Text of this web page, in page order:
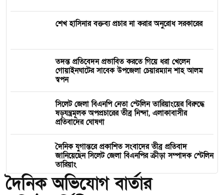
শেখ হাসিনার বক্তব্য প্রচার না করার অনুরোধ সরকারের
তদন্ত প্রতিবেদন প্রভাবিত করতে গিয়ে ধরা খেলেন
গোয়াইনঘাটের সাবেক উপজেলা চেয়ারম্যান শাহ আলম
স্বপন
সিলেট জেলা বিএনপি নেতা স্টেলিন তারিয়াংয়ের বিরুদ্ধে
ষড়যন্ত্রমূলক অপপ্রচারের তীব্র নিন্দা, এলাকাবাসীর
প্রতিবাদের ঘোষণা
দৈনিক যুগান্তরে প্রকাশিত সংবাদের তীব্র প্রতিবাদ
জানিয়েছেন সিলেট জেলা বিএনপির ক্রীড়া সম্পাদক স্টেলিন
তারিয়াং
দৈনিক অভিযোগ বার্তার